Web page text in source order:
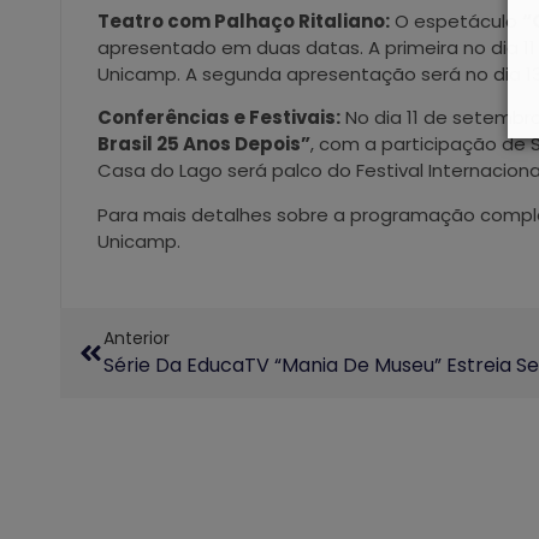
Teatro com Palhaço Ritaliano: O espetáculo
apresentado em duas datas. A primeira no dia
Unicamp. A segunda apresentação será no dia
Conferências e Festivais:No dia 11 de
Brasil 25 Anos Depois”, com a participação de
Casa do Lago será palco do Festival
Para mais detalhes sobre a programação
Unicamp.
Anterior